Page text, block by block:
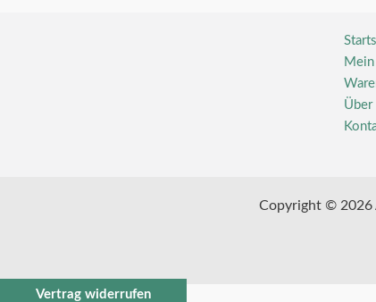
Über
Copyright © 2026
Vertrag widerrufen